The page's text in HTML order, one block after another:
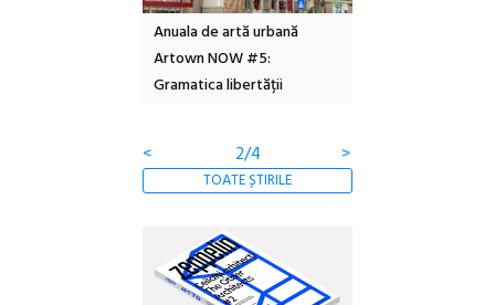
Anuala de artă urbană
Artown NOW #5:
Gramatica libertății
< 2/4 >
TOATE ȘTIRILE